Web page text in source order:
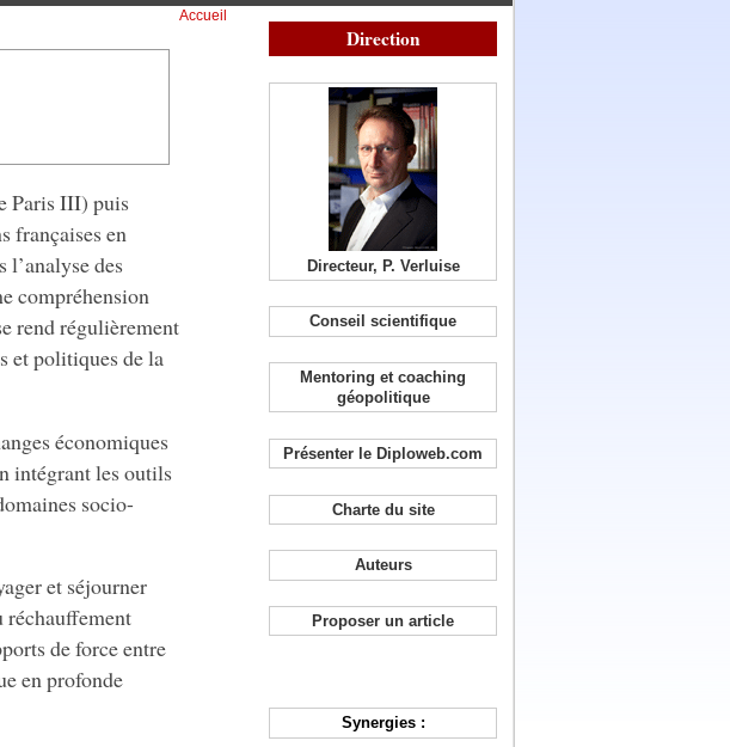
Accueil
Paris III) puis
françaises en
l’analyse des
compréhension
rend régulièrement
et politiques de la
économiques
intégrant les outils
socio-
et séjourner
réchauffement
de force entre
en profonde
Direction
Directeur, P. Verluise
Conseil scientifique
Mentoring et coaching
géopolitique
Présenter le Diploweb.com
Charte du site
Auteurs
Proposer un article
Synergies :